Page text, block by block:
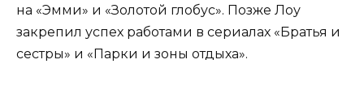
на «Эмми» и «Золотой глобус». Позже Лоу
закрепил успех работами в сериалах «Братья и
сестры» и «Парки и зоны отдыха».